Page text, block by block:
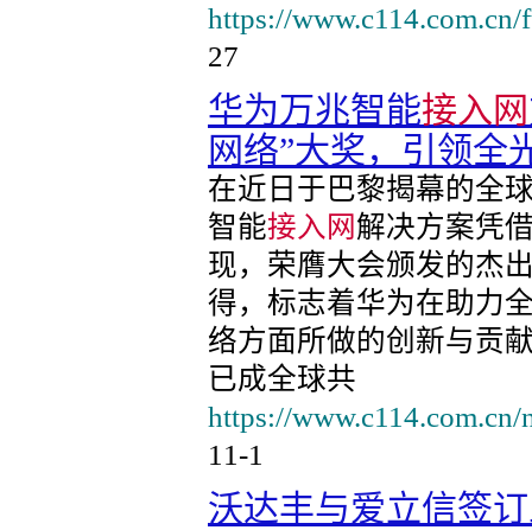
https://
27
华为万兆智能接入网
网络”大奖，引领全
在近日于巴黎揭幕的全
智能接入网 解决方案凭
现，荣膺大会颁发的杰
得，标志着华为在助力
络方面所做的创新与贡
已成全球共
https://
11-1
沃达丰与爱立信签